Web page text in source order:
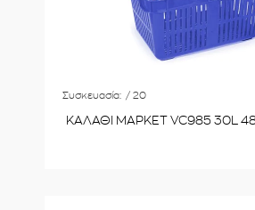
Συσκευασία: / 20
ΚΑΛΑΘΙ ΜΑΡΚΕΤ VC985 30L